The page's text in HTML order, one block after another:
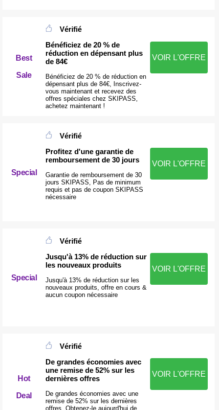
Best
Sale
Vérifié
Bénéficiez de 20 % de
réduction en dépensant plus
de 84€
Bénéficiez de 20 % de réduction en
dépensant plus de 84€, Inscrivez-
vous maintenant et recevez des
offres spéciales chez SKIPASS,
achetez maintenant !
VOIR L'OFFRE
Special
Vérifié
Profitez d'une garantie de
remboursement de 30 jours
Garantie de remboursement de 30
jours SKIPASS, Pas de minimum
requis et pas de coupon SKIPASS
nécessaire
VOIR L'OFFRE
Special
Vérifié
Jusqu'à 13% de réduction sur
les nouveaux produits
Jusqu'à 13% de réduction sur les
nouveaux produits, offre en cours &
aucun coupon nécessaire
VOIR L'OFFRE
Hot
Deal
Vérifié
De grandes économies avec
une remise de 52% sur les
dernières offres
De grandes économies avec une
remise de 52% sur les dernières
offres, Obtenez-le aujourd'hui de
VOIR L'OFFRE